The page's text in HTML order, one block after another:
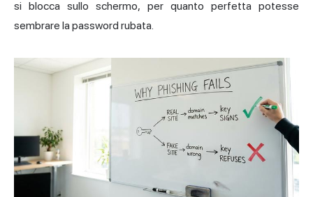
si blocca sullo schermo, per quanto perfetta potesse
sembrare la password rubata.